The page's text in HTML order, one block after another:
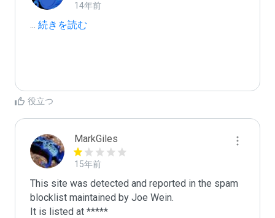
14年前
... 続きを読む
役立つ
MarkGiles
15年前
This site was detected and reported in the spam
blocklist maintained by Joe Wein.
It is listed at *****